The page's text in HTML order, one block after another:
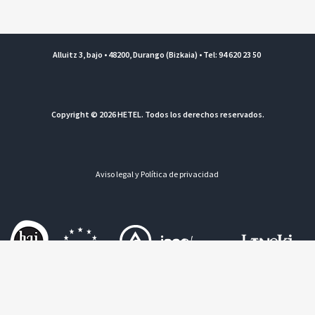
Alluitz 3, bajo • 48200, Durango (Bizkaia) • Tel: 94 620 23 50
Copyright © 2026 HETEL. Todos los derechos reservados.
Aviso legal y Política de privacidad